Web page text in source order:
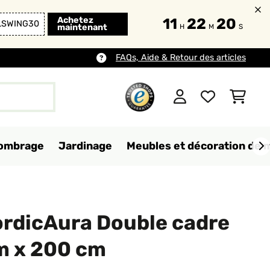
Achetez
maintenant 11 H 22 M 19 S
FAQs, Aide & Retour des articles
Jardinage Meubles et décoration de
Double cadre
x 200 cm